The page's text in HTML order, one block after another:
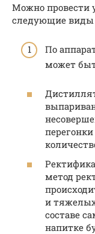
Можно провести
следующие виды
По
может
метод
и
составе
напитке